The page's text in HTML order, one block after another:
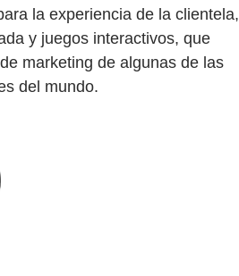
la experiencia de la clientela,
y juegos interactivos, que
marketing de algunas de las
del mundo.